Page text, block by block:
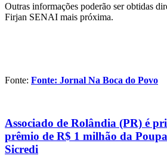
Outras informações poderão ser obtidas
Firjan SENAI mais próxima.
Fonte: Fonte: Jornal Na Boca do Povo
Associado de Rolândia (PR) é
prêmio de R$ 1 milhão da
Sicredi